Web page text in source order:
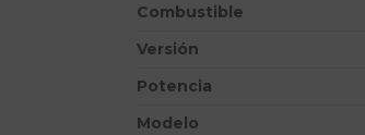
Combustible
Versión
Potencia
Modelo